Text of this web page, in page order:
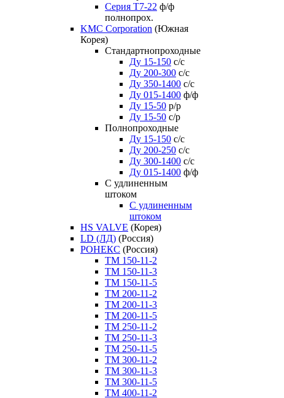
Серия Т7-22 ф/ф
полнопрох.
KMC Corporation (Южная
Корея)
Стандартнопроходные
Ду 15-150 с/с
Ду 200-300 с/с
Ду 350-1400 с/с
Ду 015-1400 ф/ф
Ду 15-50 р/р
Ду 15-50 с/р
Полнопроходные
Ду 15-150 с/с
Ду 200-250 с/с
Ду 300-1400 с/с
Ду 015-1400 ф/ф
С удлиненным
штоком
C удлиненным
штоком
HS VALVE (Корея)
LD (ЛД) (Россия)
РОНЕКС (Россия)
ТM 150-11-2
ТM 150-11-3
ТM 150-11-5
ТM 200-11-2
ТM 200-11-3
ТM 200-11-5
ТM 250-11-2
ТM 250-11-3
ТM 250-11-5
ТM 300-11-2
ТM 300-11-3
ТM 300-11-5
ТM 400-11-2